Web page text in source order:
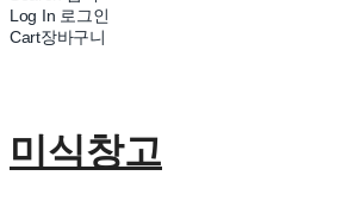
Log In 로그인
Cart장바구니
미식창고